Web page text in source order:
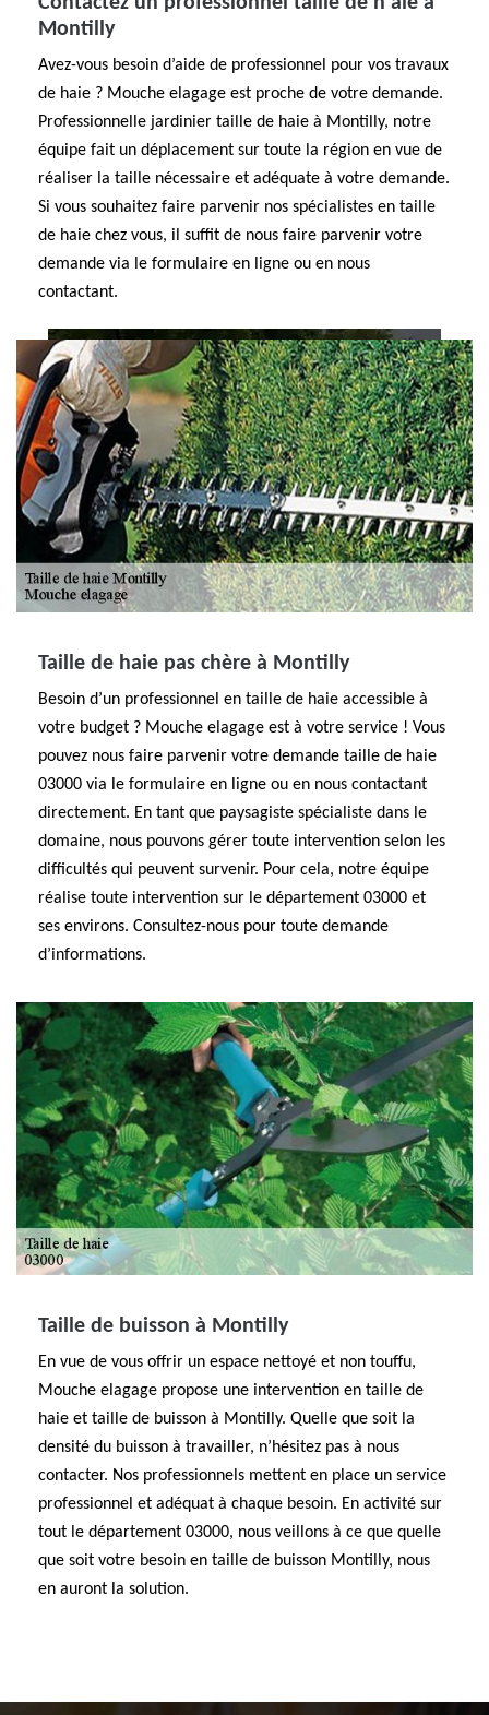
Montilly
Avez-vous besoin d’aide de professionnel pour vos travaux
de haie ? Mouche elagage est proche de votre demande.
Professionnelle jardinier taille de haie à Montilly, notre
équipe fait un déplacement sur toute la région en vue de
réaliser la taille nécessaire et adéquate à votre demande.
Si vous souhaitez faire parvenir nos spécialistes en taille
de haie chez vous, il suffit de nous faire parvenir votre
demande via le formulaire en ligne ou en nous
contactant.
Taille de haie pas chère à Montilly
Besoin d’un professionnel en taille de haie accessible à
votre budget ? Mouche elagage est à votre service ! Vous
pouvez nous faire parvenir votre demande taille de haie
03000 via le formulaire en ligne ou en nous contactant
directement. En tant que paysagiste spécialiste dans le
domaine, nous pouvons gérer toute intervention selon les
difficultés qui peuvent survenir. Pour cela, notre équipe
réalise toute intervention sur le département 03000 et
ses environs. Consultez-nous pour toute demande
d’informations.
Taille de buisson à Montilly
En vue de vous offrir un espace nettoyé et non touffu,
Mouche elagage propose une intervention en taille de
haie et taille de buisson à Montilly. Quelle que soit la
densité du buisson à travailler, n’hésitez pas à nous
contacter. Nos professionnels mettent en place un service
professionnel et adéquat à chaque besoin. En activité sur
tout le département 03000, nous veillons à ce que quelle
que soit votre besoin en taille de buisson Montilly, nous
en auront la solution.